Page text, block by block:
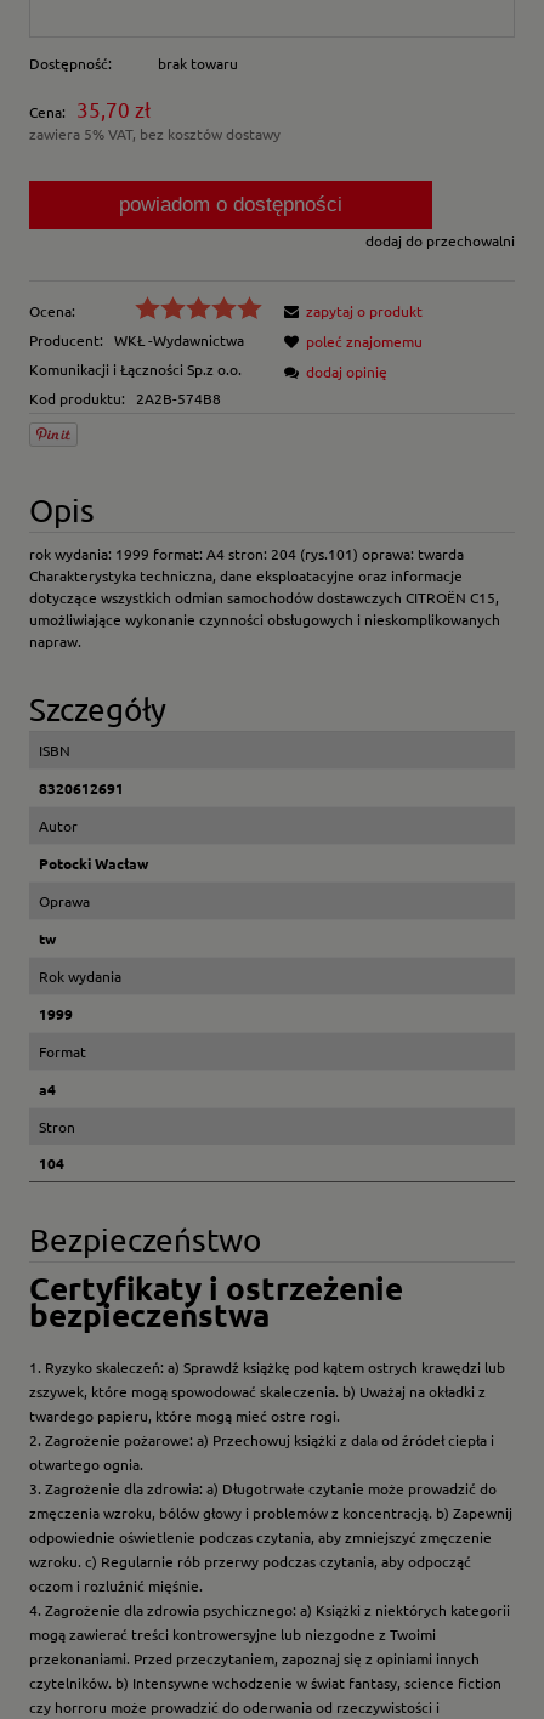
Dostępność: brak towaru
Cena: 35,70 zł
zawiera 5% VAT, bez kosztów dostawy
powiadom o dostępności
dodaj do przechowalni
Ocena:
Producent:
WKŁ -Wydawnictwa
Komunikacji i Łączności Sp.z o.o.
Kod produktu:
2A2B-574B8
zapytaj o produkt
poleć znajomemu
dodaj opinię
Opis
rok wydania: 1999 format: A4 stron: 204 (rys.101) oprawa: twarda
Charakterystyka techniczna, dane eksploatacyjne oraz informacje
dotyczące wszystkich odmian samochodów dostawczych CITROËN C15,
umożliwiające wykonanie czynności obsługowych i nieskomplikowanych
napraw.
Szczegóły
ISBN
8320612691
Autor
Potocki Wacław
Oprawa
tw
Rok wydania
1999
Format
a4
Stron
104
Bezpieczeństwo
Certyfikaty i ostrzeżenie
bezpieczeństwa
1. Ryzyko skaleczeń: a) Sprawdź książkę pod kątem ostrych krawędzi lub
zszywek, które mogą spowodować skaleczenia. b) Uważaj na okładki z
twardego papieru, które mogą mieć ostre rogi.
2. Zagrożenie pożarowe: a) Przechowuj książki z dala od źródeł ciepła i
otwartego ognia.
3. Zagrożenie dla zdrowia: a) Długotrwałe czytanie może prowadzić do
zmęczenia wzroku, bólów głowy i problemów z koncentracją. b) Zapewnij
odpowiednie oświetlenie podczas czytania, aby zmniejszyć zmęczenie
wzroku. c) Regularnie rób przerwy podczas czytania, aby odpocząć
oczom i rozluźnić mięśnie.
4. Zagrożenie dla zdrowia psychicznego: a) Książki z niektórych kategorii
mogą zawierać treści kontrowersyjne lub niezgodne z Twoimi
przekonaniami. Przed przeczytaniem, zapoznaj się z opiniami innych
czytelników. b) Intensywne wchodzenie w świat fantasy, science fiction
czy horroru może prowadzić do oderwania od rzeczywistości i